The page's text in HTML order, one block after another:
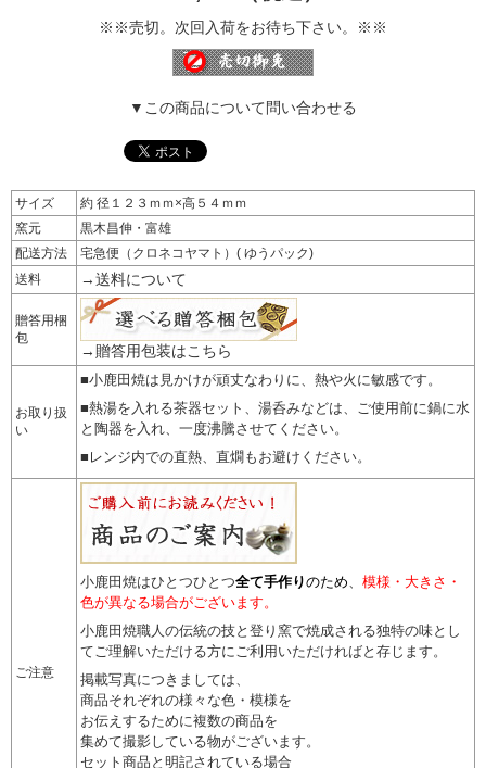
※※売切。次回入荷をお待ち下さい。※※
▼この商品について問い合わせる
サイズ
約 径１２３ｍｍ×高５４ｍｍ
窯元
黒木昌伸・富雄
配送方法
宅急便（クロネコヤマト）( ゆうパック)
送料
→送料について
贈答用梱
包
→贈答用包装はこちら
お取り扱
い
■小鹿田焼は見かけが頑丈なわりに、熱や火に敏感です。
■熱湯を入れる茶器セット、湯呑みなどは、ご使用前に鍋に水
と陶器を入れ、一度沸騰させてください。
■レンジ内での直熱、直燗もお避けください。
ご注意
小鹿田焼はひとつひとつ全て手作りのため
模様・大きさ・
色が異なる場合がございます。
小鹿田焼職人の伝統の技と登り窯で焼成される独特の味とし
てご理解いただける方にご利用いただければと存じます。
掲載写真につきましては、
商品それぞれの様々な色・模様を
お伝えするために複数の商品を
集めて撮影している物がございます。
セット商品と明記されている場合